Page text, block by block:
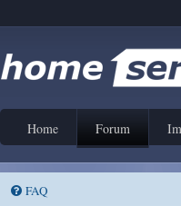
Home Forum
FAQ